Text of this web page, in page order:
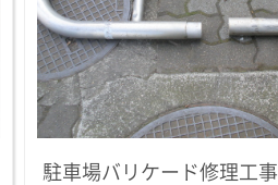
駐車場バリケード修理工事